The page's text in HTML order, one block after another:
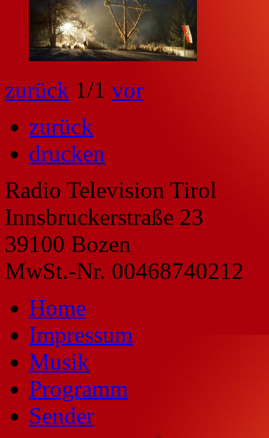
zurück 1/1 vor
zurück
drucken
Radio Television Tirol
Innsbruckerstraße 23
39100 Bozen
MwSt.-Nr. 00468740212
Home
Impressum
Musik
Programm
Sender